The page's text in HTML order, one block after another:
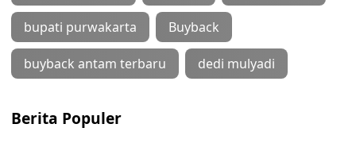
bupati purwakarta Buyback
buyback antam terbaru dedi mulyadi
Berita Populer